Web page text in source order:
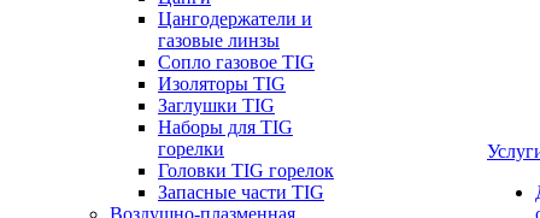
Цангодержатели и
газовые линзы
Сопло газовое TIG
Изоляторы TIG
Заглушки TIG
Наборы для TIG
горелки
Головки TIG горелок
Запасные части TIG
Воздушно-плазменная